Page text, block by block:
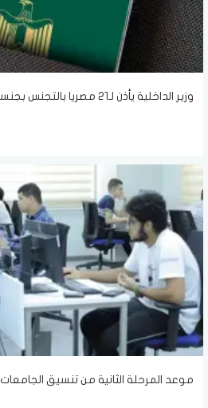
وزير الداخلية يأذن لـ21 مصريا بالتجنس بجنسيات أجنبية
موعد المرحلة الثانية من تنسيق الجامعات 2026